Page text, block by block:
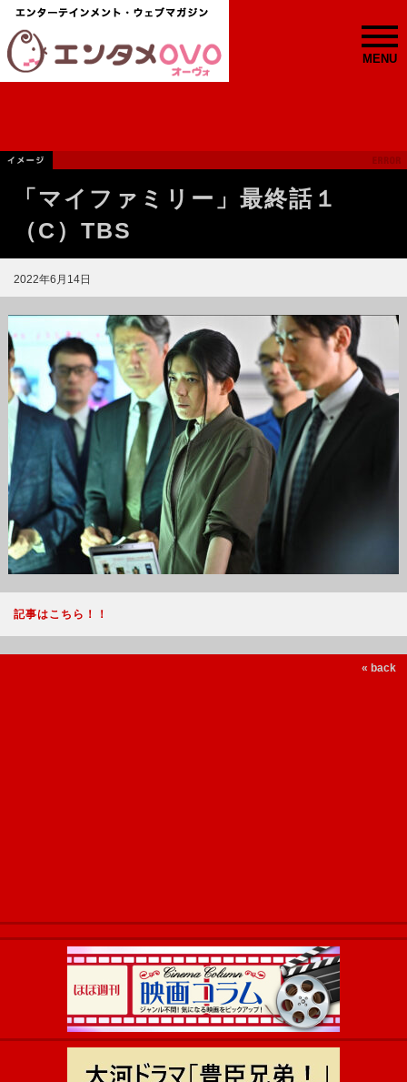
MENU
「マイファミリー」最終話１
（C）TBS
2022年6月14日
記事はこちら！！
« back